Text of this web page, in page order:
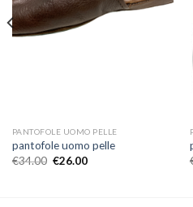
PANTOFOLE UOMO PELLE
pantofole uomo pelle
€34.00 €26.00